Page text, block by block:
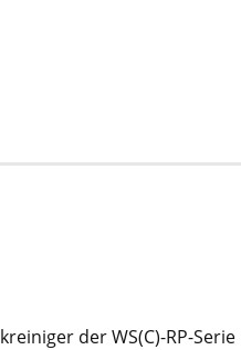
der WS(C)-RP-Serie